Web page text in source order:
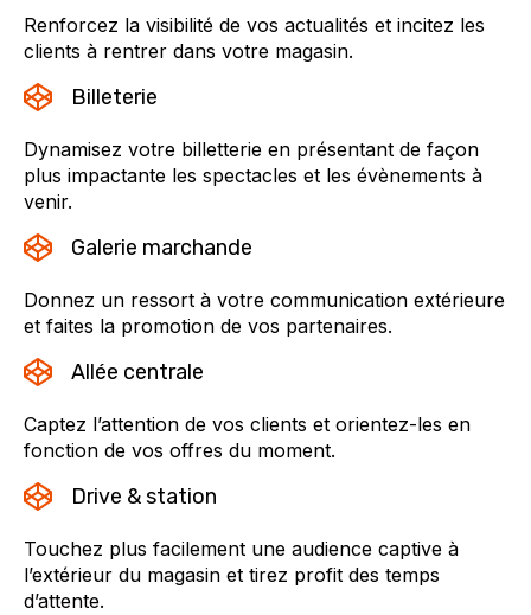
Renforcez la visibilité de vos actualités et incitez les
clients à rentrer dans votre magasin.
Billeterie
Dynamisez votre billetterie en présentant de façon
plus impactante les spectacles et les évènements à
venir.
Galerie marchande
Donnez un ressort à votre communication extérieure
et faites la promotion de vos partenaires.
Allée centrale
Captez l’attention de vos clients et orientez-les en
fonction de vos offres du moment.
Drive & station
Touchez plus facilement une audience captive à
l’extérieur du magasin et tirez profit des temps
d’attente.